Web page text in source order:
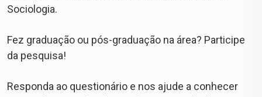
Sociologia.
Fez graduação ou pós-graduação na área? Participe
da pesquisa!
Responda ao questionário e nos ajude a conhecer